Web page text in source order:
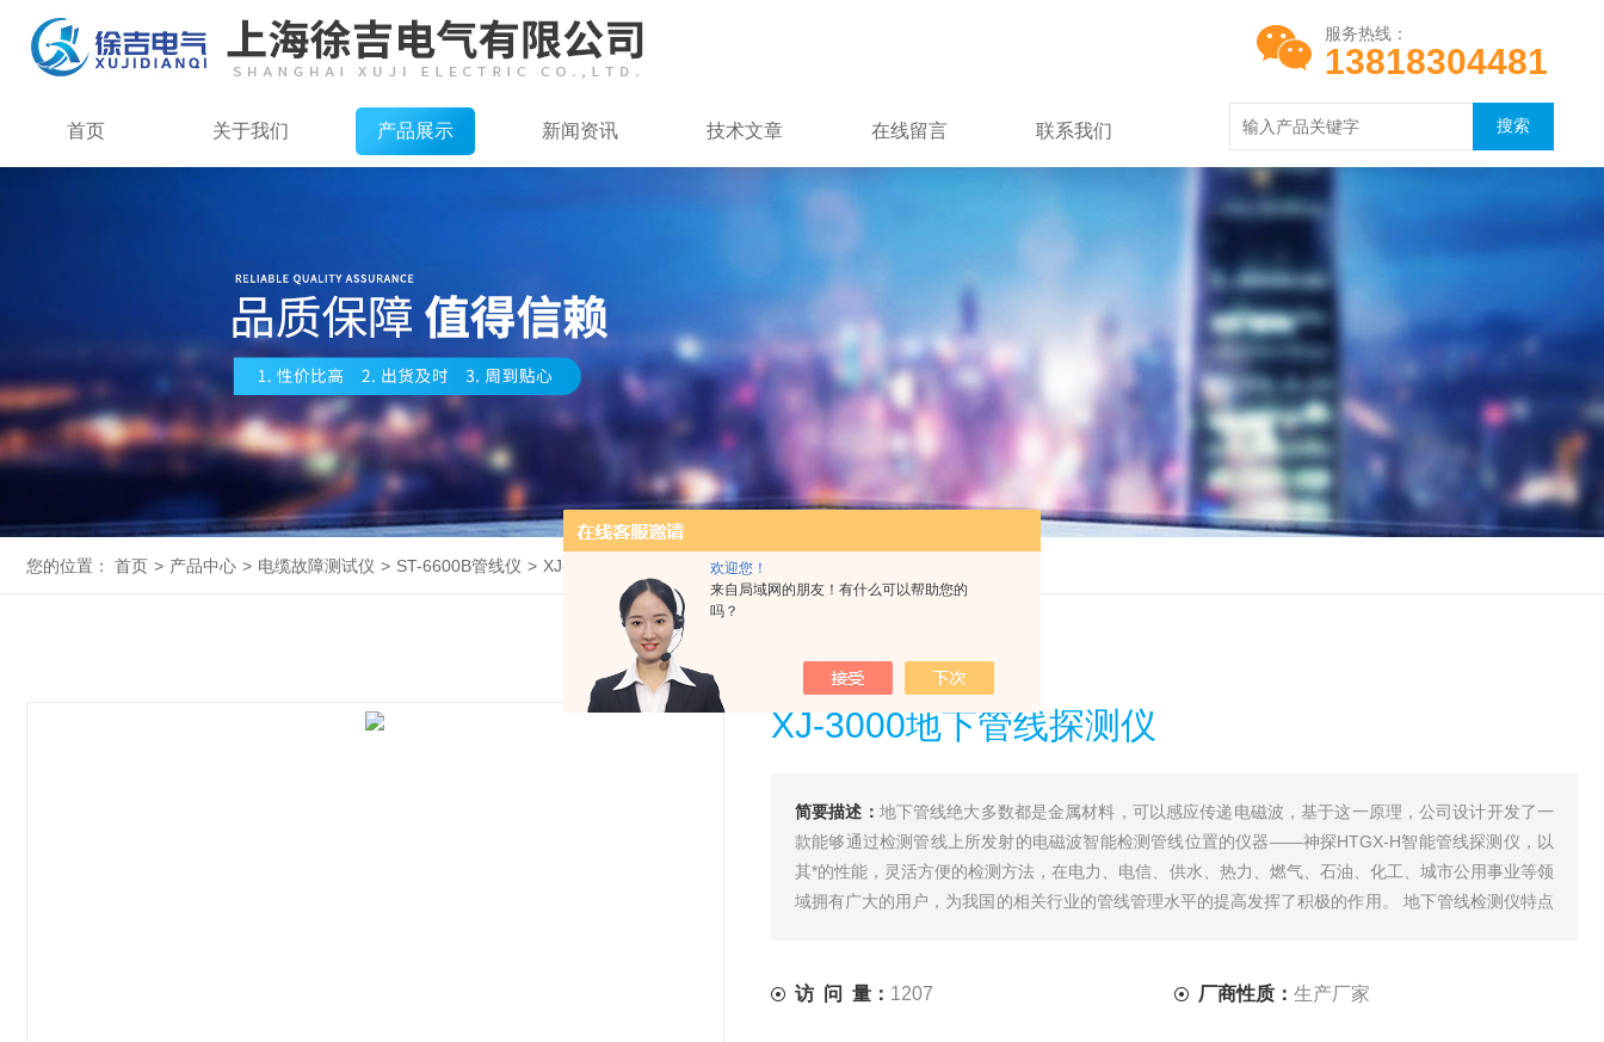
欢迎您！
来自局域网的朋友！有什么可以帮助您的
吗？
服务热线：
13818304481
首页 关于我们 产品展示 新闻资讯 技术文章 在线留言 联系我们
您的位置： 首页 > 产品中心 > 电缆故障测试仪 > ST-6600B管线仪 > XJ-3000地下管线探测仪
XJ-3000地下管线探测仪
简要描述： 地下管线绝大多数都是金属材料，可以感应传递电磁波，基于这一原理，公司设计开发了一
款能够通过检测管线上所发射的电磁波智能检测管线位置的仪器——神探HTGX-H智能管线探测仪，以
其*的性能，灵活方便的检测方法，在电力、电信、供水、热力、燃气、石油、化工、城市公用事业等领
域拥有广大的用户，为我国的相关行业的管线管理水平的提高发挥了积极的作用。 地下管线检测仪特点
访 问 量： 1207 厂商性质： 生产厂家